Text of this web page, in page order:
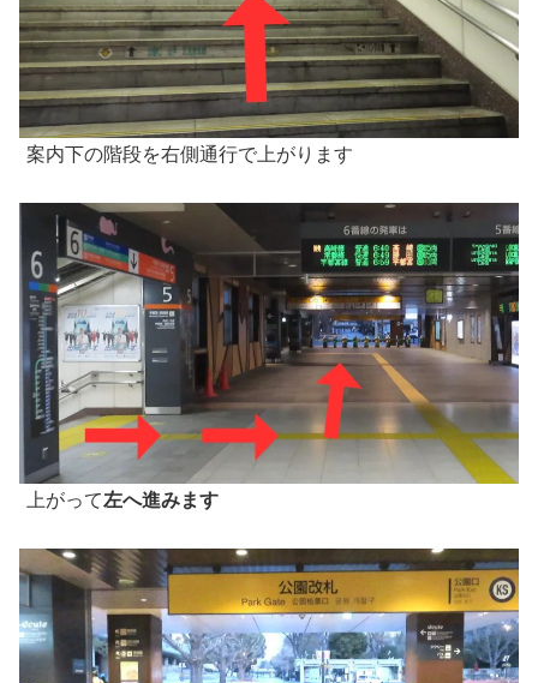
案内下の階段を右側通行で上がります
上がって左へ進みます